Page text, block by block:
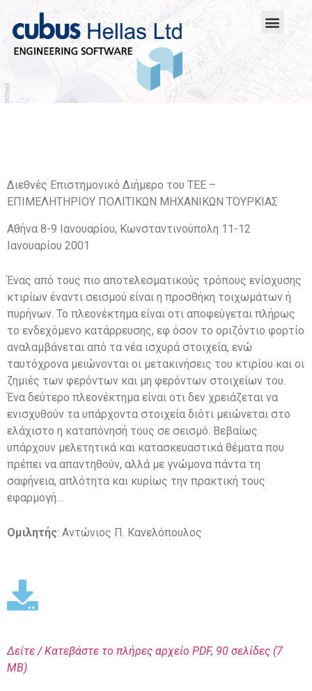
Διεθνές Επιστημονικό Διήμερο του ΤΕΕ –
ΕΠΙΜΕΛΗΤΗΡΙΟΥ ΠΟΛΙΤΙΚΩΝ ΜΗΧΑΝΙΚΩΝ ΤΟΥΡΚΙΑΣ
Αθήνα 8-9 Ιανουαρίου, Κωνσταντινούπολη 11-12
Ιανουαρίου 2001
Ένας από τους πιο αποτελεσματικούς τρόπους ενίσχυσης
κτιρίων έναντι σεισμού είναι η προσθήκη τοιχωμάτων ή
πυρήνων. Το πλεονέκτημα είναι οτι αποφεύγεται πλήρως
το ενδεχόμενο κατάρρευσης, εφ όσον το οριζόντιο φορτίο
αναλαμβάνεται από τα νέα ισχυρά στοιχεία, ενώ
ταυτόχρονα μειώνονται οι μετακινήσεις του κτιρίου και οι
ζημιές των φερόντων και μη φερόντων στοιχείων του.
Ένα δεύτερο πλεονέκτημα είναι οτι δεν χρειάζεται να
ενισχυθούν τα υπάρχοντα στοιχεία διότι μειώνεται στο
ελάχιστο η καταπόνησή τους σε σεισμό. Βεβαίως
υπάρχουν μελετητικά και κατασκευαστικά θέματα που
πρέπει να απαντηθούν, αλλά με γνώμονα πάντα τη
σαφήνεια, απλότητα και κυρίως την πρακτική τους
εφαρμογή…
Ομιλητής: Αντώνιος Π. Κανελόπουλος
Δείτε / Κατεβάστε το πλήρες αρχείο PDF, 90 σελίδες (7
MΒ)